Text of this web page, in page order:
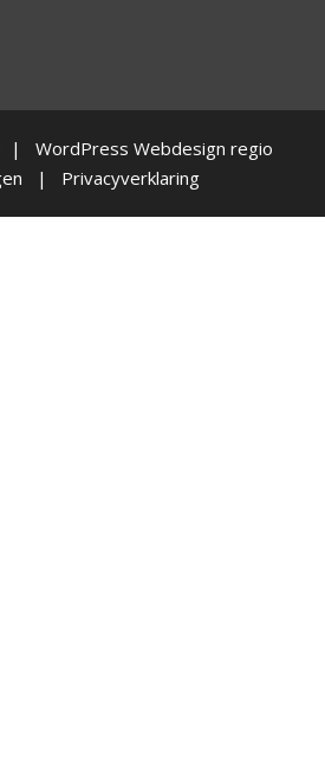
WordPress Webdesign regio
| Privacyverklaring